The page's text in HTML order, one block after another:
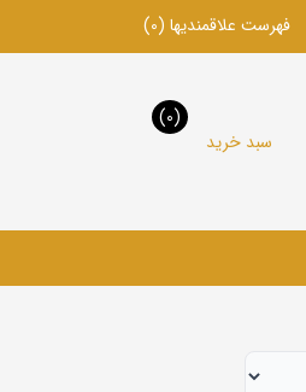
فهرست علاقمندیها (0)
سبد خرید
(0)